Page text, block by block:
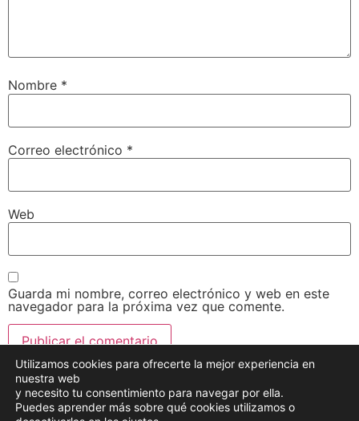
Nombre *
Correo electrónico *
Web
Guarda mi nombre, correo electrónico y web en este
navegador para la próxima vez que comente.
Utilizamos cookies para ofrecerte la mejor experiencia en
nuestra web
y necesito tu consentimiento para navegar por ella.
Puedes aprender más sobre qué cookies utilizamos o